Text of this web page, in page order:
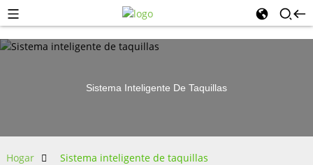
Sistema Inteligente De Taquillas
Hogar Sistema inteligente de taquillas